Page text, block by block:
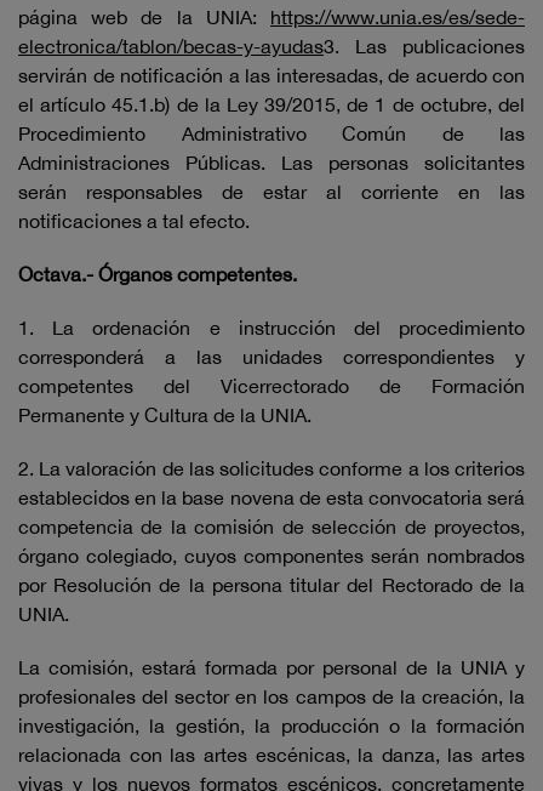
página web de la UNIA: https://www.unia.es/es/sede-
electronica/tablon/becas-y-ayudas3. Las publicaciones
servirán de notificación a las interesadas, de acuerdo con
el artículo 45.1.b) de la Ley 39/2015, de 1 de octubre, del
Procedimiento Administrativo Común de las
Administraciones Públicas. Las personas solicitantes
serán responsables de estar al corriente en las
notificaciones a tal efecto.
Octava.- Órganos competentes.
1. La ordenación e instrucción del procedimiento
corresponderá a las unidades correspondientes y
competentes del Vicerrectorado de Formación
Permanente y Cultura de la UNIA.
2. La valoración de las solicitudes conforme a los criterios
establecidos en la base novena de esta convocatoria será
competencia de la comisión de selección de proyectos,
órgano colegiado, cuyos componentes serán nombrados
por Resolución de la persona titular del Rectorado de la
UNIA.
La comisión, estará formada por personal de la UNIA y
profesionales del sector en los campos de la creación, la
investigación, la gestión, la producción o la formación
relacionada con las artes escénicas, la danza, las artes
vivas y los nuevos formatos escénicos, concretamente